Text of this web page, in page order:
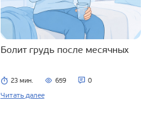
Болит грудь после месячных
23 мин. 659 0
Читать далее